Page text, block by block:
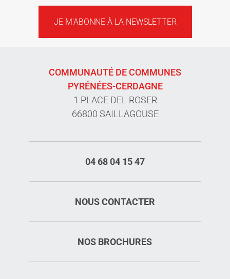
JE M'ABONNE À LA NEWSLETTER
COMMUNAUTÉ DE COMMUNES
PYRÉNÉES-CERDAGNE
1 PLACE DEL ROSER
66800 SAILLAGOUSE
04 68 04 15 47
NOUS CONTACTER
NOS BROCHURES